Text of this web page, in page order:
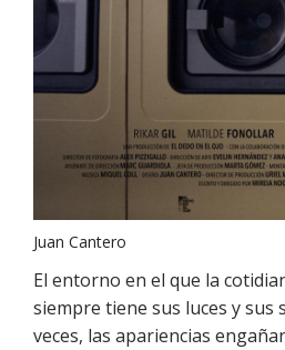
Juan Cantero
El entorno en el que la
siempre tiene sus luces y sus
veces, las apariencias